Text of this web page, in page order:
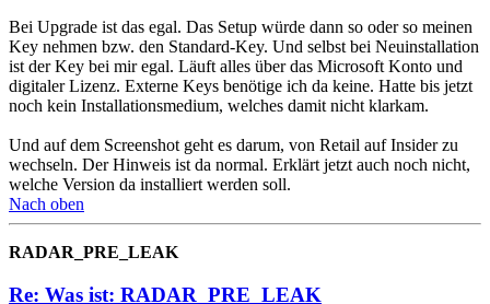
Bei Upgrade ist das egal. Das Setup würde dann so oder so meinen
Key nehmen bzw. den Standard-Key. Und selbst bei Neuinstallation
ist der Key bei mir egal. Läuft alles über das Microsoft Konto und
digitaler Lizenz. Externe Keys benötige ich da keine. Hatte bis jetzt
noch kein Installationsmedium, welches damit nicht klarkam.
Und auf dem Screenshot geht es darum, von Retail auf Insider zu
wechseln. Der Hinweis ist da normal. Erklärt jetzt auch noch nicht,
welche Version da installiert werden soll.
Nach oben
RADAR_PRE_LEAK
Re: Was ist: RADAR_PRE_LEAK